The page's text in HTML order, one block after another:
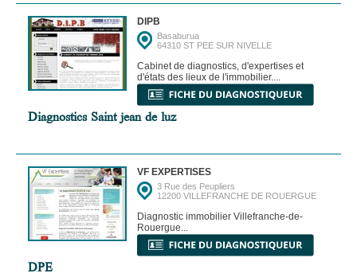
DIPB
Basaburua
64310 ST PEE SUR NIVELLE
Cabinet de diagnostics, d'expertises et
d'états des lieux de l'immobilier....
Diagnostics Saint jean de luz
VF EXPERTISES
3 Rue des Peupliers
12200 VILLEFRANCHE DE ROUERGUE
Diagnostic immobilier Villefranche-de-
Rouergue...
DPE